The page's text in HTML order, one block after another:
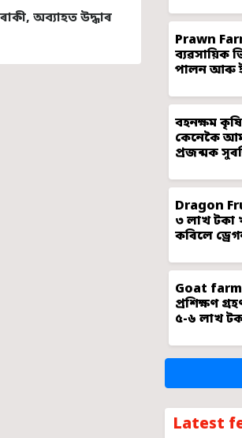
অব্যাহত উদ্ধাৰ
Prawn
ব্যৱসায়িক
পালন আৰু
বহনক্ষম
কেনেকৈ
প্ৰজন্মক
Dragon
৩ লাখ টকা
কৰিলে
Goat
প্ৰশিক্ষণ
৫-৬ লাখ
Latest